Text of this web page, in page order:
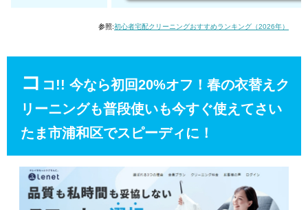
参照:初心者宅配クリーニングおすすめランキング（2026年）
コ コ!! 今なら初回20%オフ！春の衣替えク
リーニングも普段使いも今すぐ使えてさい
たま市浦和区でスピーディに！